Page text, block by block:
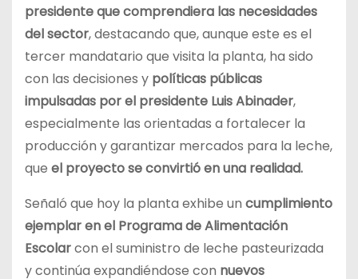
presidente que comprendiera las necesidades
del sector, destacando que, aunque este es el
tercer mandatario que visita la planta, ha sido
con las decisiones y políticas públicas
impulsadas por el presidente Luis Abinader,
especialmente las orientadas a fortalecer la
producción y garantizar mercados para la leche,
que el proyecto se convirtió en una realidad.
Señaló que hoy la planta exhibe un cumplimiento
ejemplar en el Programa de Alimentación
Escolarcon el suministro de leche pasteurizada
y continúa expandiéndose con nuevos